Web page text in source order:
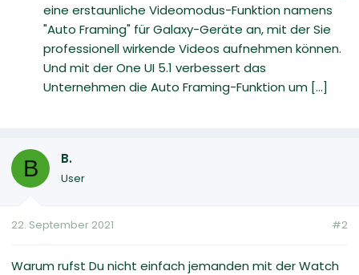
eine erstaunliche Videomodus-Funktion namens
"Auto Framing" für Galaxy-Geräte an, mit der Sie
professionell wirkende Videos aufnehmen können.
Und mit der One UI 5.1 verbessert das
Unternehmen die Auto Framing-Funktion um [...]
B B.
User
22. September 2021 #2
Warum rufst Du nicht einfach jemanden mit der Watch